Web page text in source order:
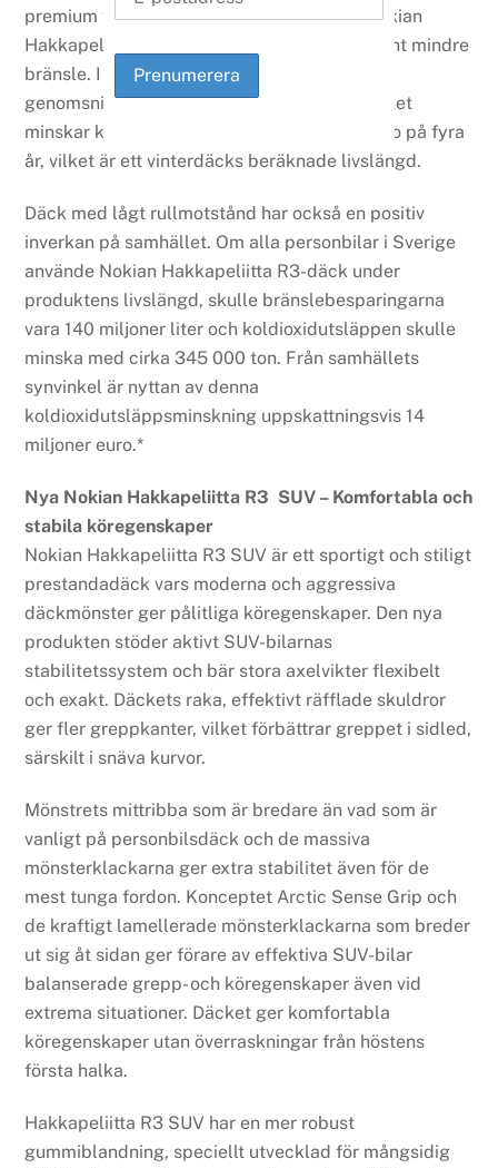
premium vinterdäck, förbrukar bilar med Nokian
Hakkapeliitta R3 uppskattningsvis två procent mindre
bränsle. I Sverige kan till exempel en förare i
genomsnitt spara upp till 27 liter bränsle vilket
minskar koldioxidutsläppen med cirka 67 kilo på fyra
år, vilket är ett vinterdäcks beräknade livslängd.
Däck med lågt rullmotstånd har också en positiv
inverkan på samhället. Om alla personbilar i Sverige
använde Nokian Hakkapeliitta R3-däck under
produktens livslängd, skulle bränslebesparingarna
vara 140 miljoner liter och koldioxidutsläppen skulle
minska med cirka 345 000 ton. Från samhällets
synvinkel är nyttan av denna
koldioxidutsläppsminskning uppskattningsvis 14
miljoner euro.*
Nya Nokian Hakkapeliitta R3 SUV – Komfortabla och
stabila köregenskaper
Nokian Hakkapeliitta R3 SUV är ett sportigt och stiligt
prestandadäck vars moderna och aggressiva
däckmönster ger pålitliga köregenskaper. Den nya
produkten stöder aktivt SUV-bilarnas
stabilitetssystem och bär stora axelvikter flexibelt
och exakt. Däckets raka, effektivt räfflade skuldror
ger fler greppkanter, vilket förbättrar greppet i sidled,
särskilt i snäva kurvor.
Mönstrets mittribba som är bredare än vad som är
vanligt på personbilsdäck och de massiva
mönsterklackarna ger extra stabilitet även för de
mest tunga fordon. Konceptet Arctic Sense Grip och
de kraftigt lamellerade mönsterklackarna som breder
ut sig åt sidan ger förare av effektiva SUV-bilar
balanserade grepp- och köregenskaper även vid
extrema situationer. Däcket ger komfortabla
köregenskaper utan överraskningar från höstens
första halka.
Hakkapeliitta R3 SUV har en mer robust
gummiblandning, speciellt utvecklad för mångsidig